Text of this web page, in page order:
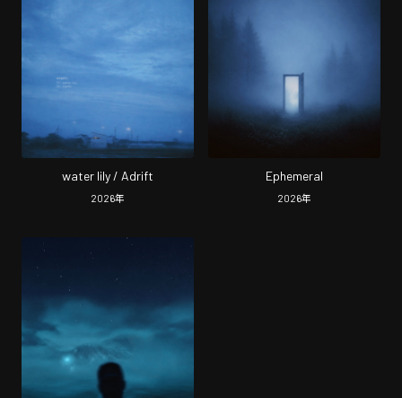
water lily / Adrift
2026年
Ephemeral
2026年